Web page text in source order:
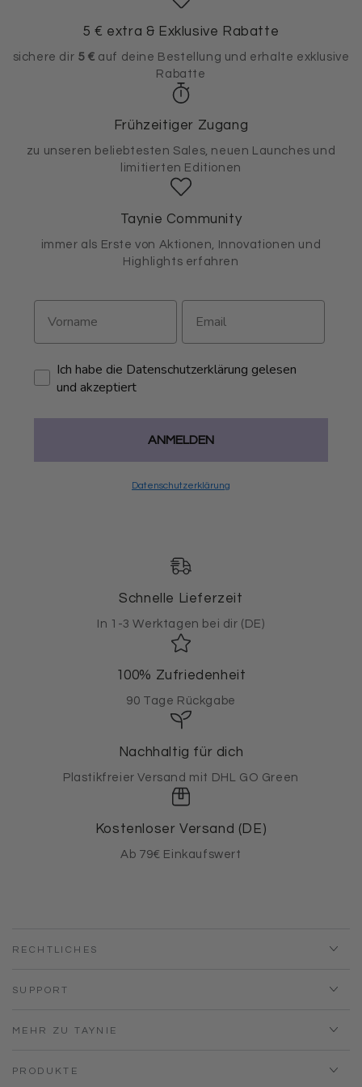
5 € extra & Exklusive Rabatte
sichere dir 5 € auf deine Bestellung und erhalte exklusive
Rabatte
Frühzeitiger Zugang
zu unseren beliebtesten Sales, neuen Launches und
limitierten Editionen
Taynie Community
immer als Erste von Aktionen, Innovationen und
Highlights erfahren
Ich habe die Datenschutzerklärung gelesen
und akzeptiert
ANMELDEN
Datenschutzerklärung
Schnelle Lieferzeit
In 1-3 Werktagen bei dir (DE)
100% Zufriedenheit
90 Tage Rückgabe
Nachhaltig für dich
Plastikfreier Versand mit DHL GO Green
Kostenloser Versand (DE)
Ab 79€ Einkaufswert
RECHTLICHES
SUPPORT
MEHR ZU TAYNIE
PRODUKTE